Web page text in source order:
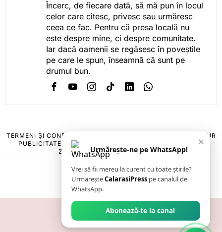
Încerc, de fiecare dată, să mă pun în locul
celor care citesc, privesc sau urmăresc
ceea ce fac. Pentru că presa locală nu
este despre mine, ci despre comunitate.
Iar dacă oamenii se regăsesc în poveștile
pe care le spun, înseamnă că sunt pe
drumul bun.
TERMENI ȘI CONDIȚII
POLITICA DE ANULARE & RETUR
PUBLICITATE ONLINE & TIPĂRITĂ
CONTACT
ZIARUL ANUNȚUL CĂLĂRĂȘEAN
×
Urmărește-ne pe WhatsApp!
Vrei să fii mereu la curent cu toate știrile?
UrmareșteCalarasiPress pe canalul de
WhatsApp.
Abonează-te la canal